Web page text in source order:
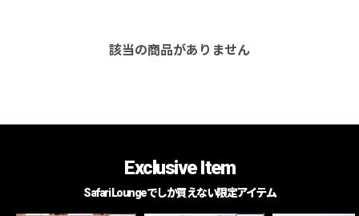
該当の商品がありません
Exclusive Item
Safari Loungeでしか買えない限定アイテム